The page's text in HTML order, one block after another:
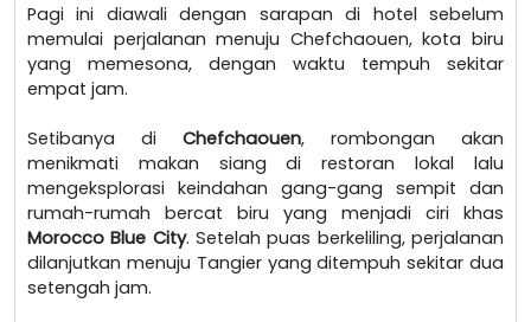
Pagi ini diawali dengan sarapan di hotel sebelum
memulai perjalanan menuju Chefchaouen, kota biru
yang memesona, dengan waktu tempuh sekitar
empat jam.
Setibanya di Chefchaouen, rombongan akan
menikmati makan siang di restoran lokal lalu
mengeksplorasi keindahan gang-gang sempit dan
rumah-rumah bercat biru yang menjadi ciri khas
Morocco Blue City. Setelah puas berkeliling, perjalanan
dilanjutkan menuju Tangier yang ditempuh sekitar dua
setengah jam.